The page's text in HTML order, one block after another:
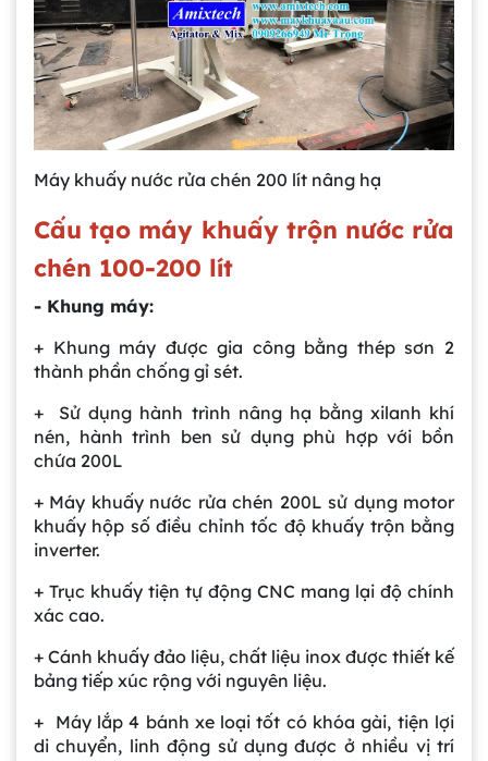
Máy khuấy nước rửa chén 200 lít nâng hạ
Cấu tạo máy khuấy trộn nước rửa
chén 100-200 lít
- Khung máy:
+ Khung máy được gia công bằng thép sơn 2
thành phần chống gỉ sét.
+ Sử dụng hành trình nâng hạ bằng xilanh khí
nén, hành trình ben sử dụng phù hợp với bồn
chứa 200L
+ Máy khuấy nước rửa chén 200L sử dụng motor
khuấy hộp số điều chỉnh tốc độ khuấy trộn bằng
inverter.
+ Trục khuấy tiện tự động CNC mang lại độ chính
xác cao.
+ Cánh khuấy đảo liệu, chất liệu inox được thiết kế
bảng tiếp xúc rộng với nguyên liệu.
+ Máy lắp 4 bánh xe loại tốt có khóa gài, tiện lợi
di chuyển, linh động sử dụng được ở nhiều vị trí